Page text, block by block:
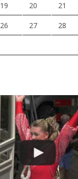
19 20 21
26 27 28